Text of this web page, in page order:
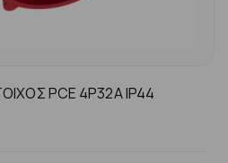
PCE 4P32A IP44